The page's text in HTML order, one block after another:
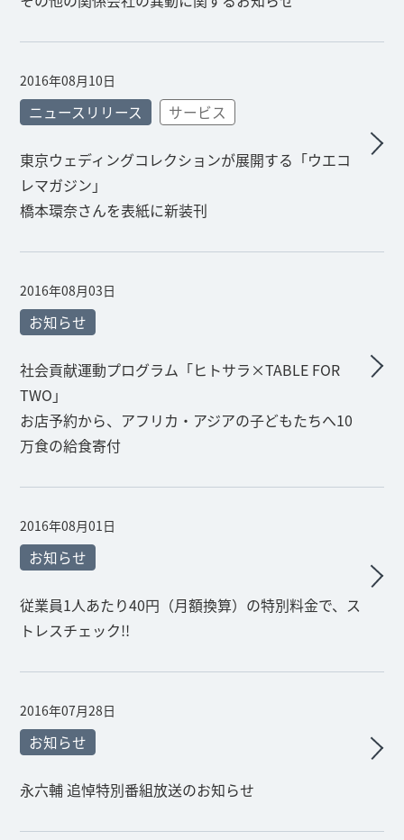
2016年08月10日
ニュースリリース サービス
東京ウェディングコレクションが展開する「ウエコ
レマガジン」
橋本環奈さんを表紙に新装刊
2016年08月03日
お知らせ
社会貢献運動プログラム「ヒトサラ×TABLE FOR
TWO」
お店予約から、アフリカ・アジアの子どもたちへ10
万食の給食寄付
2016年08月01日
お知らせ
従業員1人あたり40円（月額換算）の特別料金で、ス
トレスチェック!!
2016年07月28日
お知らせ
永六輔 追悼特別番組放送のお知らせ